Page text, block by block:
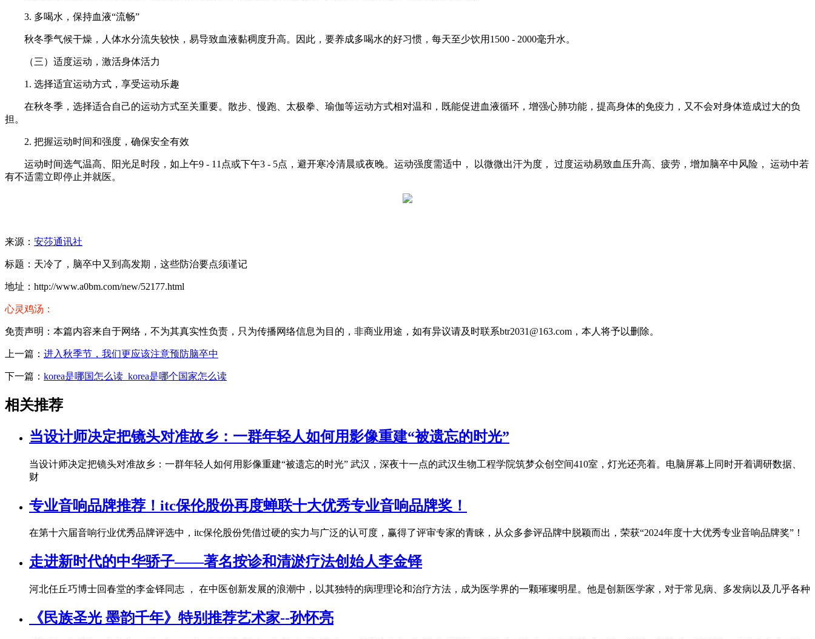
3. 多喝水，保持血液“流畅”
秋冬季气候干燥，人体水分流失较快，易导致血液黏稠度升高。因此，要养成多喝水的好习惯，每天至少饮用1500 - 2000毫升水。
（三）适度运动，激活身体活力
1. 选择适宜运动方式，享受运动乐趣
在秋冬季，选择适合自己的运动方式至关重要。散步、慢跑、太极拳、瑜伽等运动方式相对温和，既能促进血液循环，增强心肺功能，提高身体的免疫力，又不会对身体造成过大的负
担。
2. 把握运动时间和强度，确保安全有效
运动时间选气温高、阳光足时段，如上午9 - 11点或下午3 - 5点，避开寒冷清晨或夜晚。运动强度需适中， 以微微出汗为度， 过度运动易致血压升高、疲劳，增加脑卒中风险， 运动中若
有不适需立即停止并就医。
来源： 安莎通讯社
标题：天冷了，脑卒中又到高发期，这些防治要点须谨记
地址：http://www.a0bm.com/new/52177.html
心灵鸡汤：
免责声明：本篇内容来自于网络，不为其真实性负责，只为传播网络信息为目的，非商业用途，如有异议请及时联系btr2031@163.com，本人将予以删除。
上一篇： 进入秋季节，我们更应该注意预防脑卒中
下一篇： korea是哪国怎么读_korea是哪个国家怎么读
相关推荐
当设计师决定把镜头对准故乡：一群年轻人如何用影像重建“被遗忘的时光”
当设计师决定把镜头对准故乡：一群年轻人如何用影像重建“被遗忘的时光” 武汉，深夜十一点的武汉生物工程学院筑梦众创空间410室，灯光还亮着。电脑屏幕上同时开着调研数据、
财
专业音响品牌推荐！itc保伦股份再度蝉联十大优秀专业音响品牌奖！
在第十六届音响行业优秀品牌评选中，itc保伦股份凭借过硬的实力与广泛的认可度，赢得了评审专家的青睐，从众多参评品牌中脱颖而出，荣获“2024年度十大优秀专业音响品牌奖”！
走进新时代的中华骄子——著名按诊和清淤疗法创始人李金铎
河北任丘巧博士回春堂的李金铎同志 ， 在中医创新发展的浪潮中，以其独特的病理理论和治疗方法，成为医学界的一颗璀璨明星。他是创新医学家，对于常见病、多发病以及几乎各种
《民族圣光 墨韵千年》特别推荐艺术家--孙怀亮